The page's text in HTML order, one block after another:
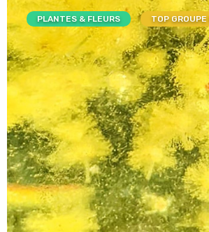
PLANTES & FLEURS TOP